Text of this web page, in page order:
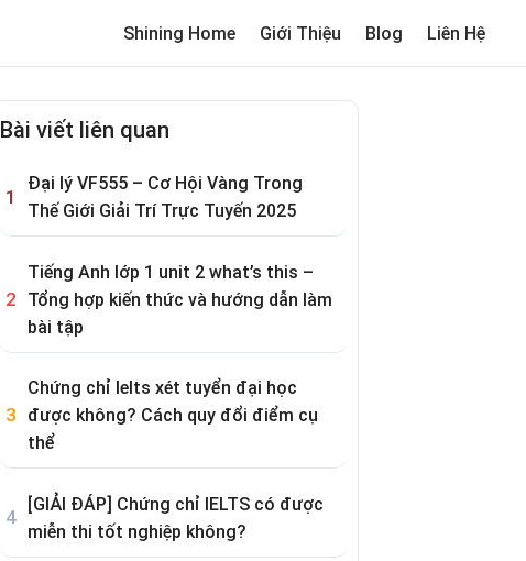
Shining Home Giới Thiệu Blog Liên Hệ
MemeReview trường cho bé
Bài viết liên quan
Đại lý VF555 – Cơ Hội Vàng Trong
Thế Giới Giải Trí Trực Tuyến 2025
Tiếng Anh lớp 1 unit 2 what’s this –
Tổng hợp kiến thức và hướng dẫn làm
bài tập
Chứng chỉ Ielts xét tuyển đại học
được không? Cách quy đổi điểm cụ
thể
[GIẢI ĐÁP] Chứng chỉ IELTS có được
miễn thi tốt nghiệp không?